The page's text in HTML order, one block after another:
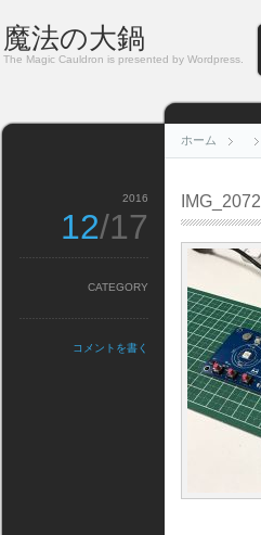
魔法の大鍋
The Magic Cauldron is presented by Wordpress.
ホーム
IMG_2072
2016
12/17
CATEGORY
コメントを書く